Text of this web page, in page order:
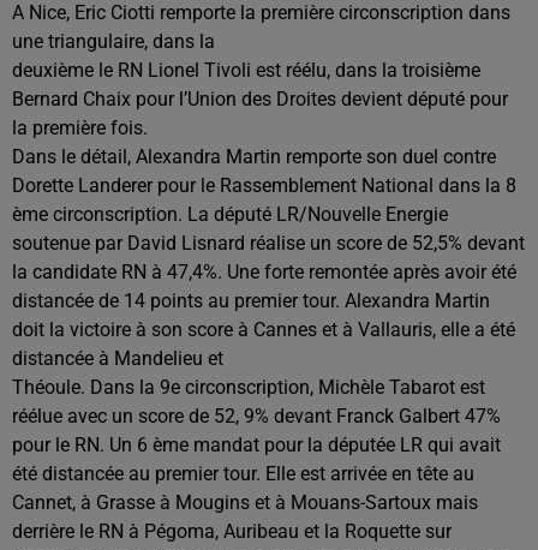
A Nice, Eric Ciotti remporte la première circonscription dans
une triangulaire, dans la
deuxième le RN Lionel Tivoli est réélu, dans la troisième
Bernard Chaix pour l’Union des Droites devient député pour
la première fois.
Dans le détail, Alexandra Martin remporte son duel contre
Dorette Landerer pour le Rassemblement National dans la 8
ème circonscription. La député LR/Nouvelle Energie
soutenue par David Lisnard réalise un score de 52,5% devant
la candidate RN à 47,4%. Une forte remontée après avoir été
distancée de 14 points au premier tour. Alexandra Martin
doit la victoire à son score à Cannes et à Vallauris, elle a été
distancée à Mandelieu et
Théoule. Dans la 9e circonscription, Michèle Tabarot est
réélue avec un score de 52, 9% devant Franck Galbert 47%
pour le RN. Un 6 ème mandat pour la députée LR qui avait
été distancée au premier tour. Elle est arrivée en tête au
Cannet, à Grasse à Mougins et à Mouans-Sartoux mais
derrière le RN à Pégoma, Auribeau et la Roquette sur